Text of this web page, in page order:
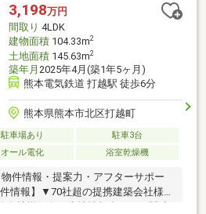
引渡し後のリフォームもお任せ！将
ポートも
3,198万円
間取り 4LDK
建物面積104.33m2
土地面積145.63m2
築年月 2025年4月(築1年5ヶ月)
熊本電気鉄道 打越駅 徒歩6分
熊本県熊本市北区打越町
駐車場あり
駐車3台
オール電化 浴室乾燥機
件情報・提案力・アフターサポー
情報】▼70社超の提携建築会社様モ